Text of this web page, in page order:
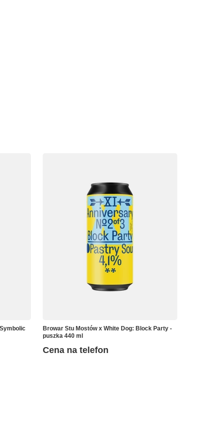
Browar Stu Mostów x White Dog: Block Party -
puszka 440 ml
Cena na telefon